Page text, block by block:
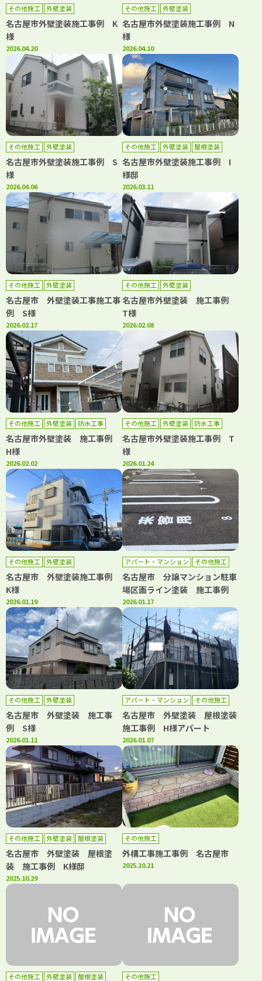
その他施工 外壁塗装
名古屋市外壁塗装施工事例 K
様
2026.04.20
その他施工 外壁塗装
名古屋市外壁塗装施工事例 N
様
2026.04.10
その他施工 外壁塗装
名古屋市外壁塗装施工事例 S
様
2026.04.06
その他施工 外壁塗装 屋根塗装
名古屋市外壁塗装施工事例 I
様邸
2026.03.11
その他施工 外壁塗装
名古屋市 外壁塗装工事施工事
例 S様
2026.02.17
その他施工 外壁塗装
名古屋市外壁塗装 施工事例
T様
2026.02.08
その他施工 外壁塗装 防水工事
名古屋市外壁塗装 施工事例
H様
2026.02.02
その他施工 外壁塗装 防水工事
名古屋市外壁塗装施工事例 T
様
2026.01.24
その他施工 外壁塗装
名古屋市 外壁塗装施工事例
K様
2026.01.19
アパート・マンション その他施工
名古屋市 分譲マンション駐車
場区画ライン塗装 施工事例
2026.01.17
その他施工 外壁塗装
名古屋市 外壁塗装 施工事
例 S様
2026.01.11
アパート・マンション
その他施工
外壁塗装
屋根塗装
名古屋市 外壁塗装 屋根塗装
施工事例 H様アパート
2026.01.07
その他施工 外壁塗装
屋根塗装
防水工事
名古屋市 外壁塗装 屋根塗
装 施工事例 K様邸
2025.10.29
その他施工
外構工事施工事例 名古屋市
2025.10.21
その他施工 外壁塗装 屋根塗装 その他施工